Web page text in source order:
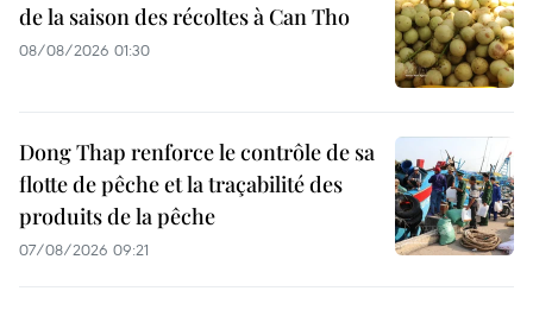
de la saison des récoltes à Can Tho
08/08/2026 01:30
Dong Thap renforce le contrôle de sa
flotte de pêche et la traçabilité des
produits de la pêche
07/08/2026 09:21